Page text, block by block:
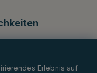
Erlebnis auf